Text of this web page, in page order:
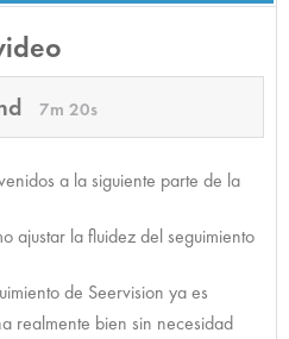
7m 20s
a la siguiente parte de la
ajustar la fluidez del seguimiento
de Seervision ya es
realmente bien sin necesidad